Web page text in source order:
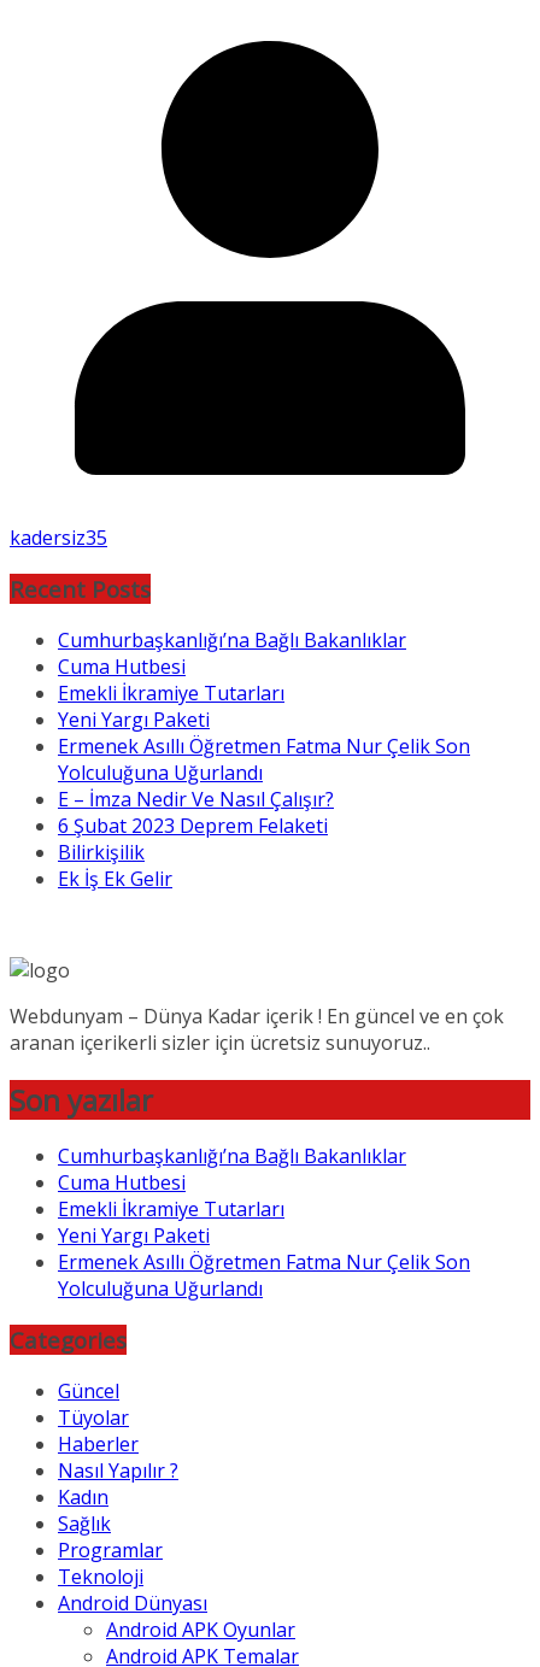
kadersiz35
Recent Posts
Cumhurbaşkanlığı’na Bağlı Bakanlıklar
Cuma Hutbesi
Emekli İkramiye Tutarları
Yeni Yargı Paketi
Ermenek Asıllı Öğretmen Fatma Nur Çelik Son
Yolculuğuna Uğurlandı
E – İmza Nedir Ve Nasıl Çalışır?
6 Şubat 2023 Deprem Felaketi
Bilirkişilik
Ek İş Ek Gelir
Webdunyam – Dünya Kadar içerik ! En güncel ve en çok
aranan içerikerli sizler için ücretsiz sunuyoruz..
Son yazılar
Cumhurbaşkanlığı’na Bağlı Bakanlıklar
Cuma Hutbesi
Emekli İkramiye Tutarları
Yeni Yargı Paketi
Ermenek Asıllı Öğretmen Fatma Nur Çelik Son
Yolculuğuna Uğurlandı
Categories
Güncel
Tüyolar
Haberler
Nasıl Yapılır ?
Kadın
Sağlık
Programlar
Teknoloji
Android Dünyası
Android APK Oyunlar
Android APK Temalar